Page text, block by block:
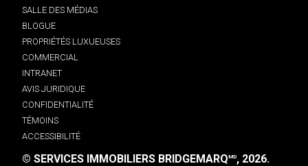
SALLE DES MÉDIAS
BLOGUE
PROPRIÉTÉS LUXUEUSES
COMMERCIAL
INTRANET
AVIS JURIDIQUE
CONFIDENTIALITÉ
TÉMOINS
ACCESSIBILITÉ
© SERVICES IMMOBILIERS BRIDGEMARQMD, 2026.